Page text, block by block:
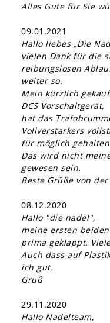
Alles Gute für Sie
09.01.2021
Hallo liebes „Die
vielen Dank für die
reibungslosen
weiter so.
Mein kürzlich
DCS Vorschaltgerät,
hat das
Vollverstärkers
für möglich
Das wird nicht
gewesen sein.
Beste Grüße von
08.12.2020
Hallo "die nadel",
meine ersten
prima geklappt.
Auch dass auf
ich gut.
Gruß
29.11.2020
Hallo Nadelteam,